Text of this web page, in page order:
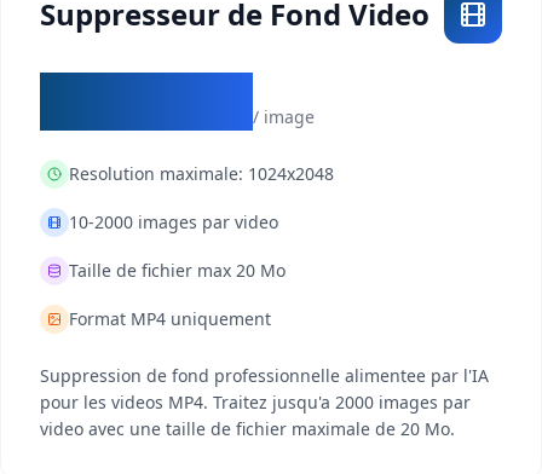
Suppresseur de Fond Video
/ image
Resolution maximale: 1024x2048
10-2000 images par video
Taille de fichier max 20 Mo
Format MP4 uniquement
Suppression de fond professionnelle alimentee par l'IA
pour les videos MP4. Traitez jusqu'a 2000 images par
video avec une taille de fichier maximale de 20 Mo.